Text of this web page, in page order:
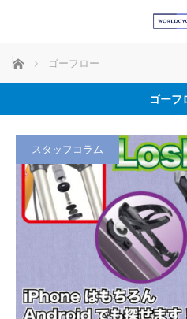
ホーム ゴーフロー
ゴーフ
スタッフコラム